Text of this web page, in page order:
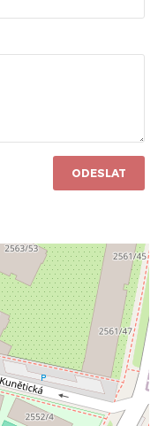
ODESLAT